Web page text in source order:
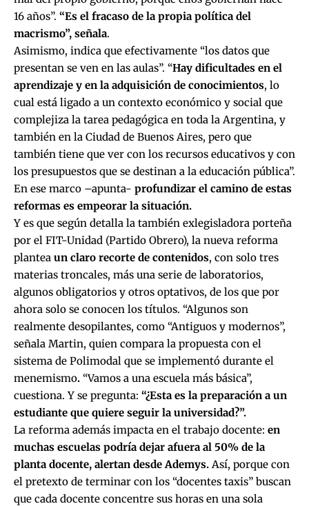
16 años”. “Es el fracaso de la propia política del
macrismo”, señala.
Asimismo, indica que efectivamente “los datos que
presentan se ven en las aulas”. “Hay dificultades en el
aprendizaje y en la adquisición de conocimientos, lo
cual está ligado a un contexto económico y social que
complejiza la tarea pedagógica en toda la Argentina, y
también en la Ciudad de Buenos Aires, pero que
también tiene que ver con los recursos educativos y con
los presupuestos que se destinan a la educación pública”.
En ese marco –apunta- profundizar el camino de estas
reformas es empeorar la situación.
Y es que según detalla la también exlegisladora porteña
por el FIT-Unidad (Partido Obrero), la nueva reforma
plantea un claro recorte de contenidos, con solo tres
materias troncales, más una serie de laboratorios,
algunos obligatorios y otros optativos, de los que por
ahora solo se conocen los títulos. “Algunos son
realmente desopilantes, como “Antiguos y modernos”,
señala Martin, quien compara la propuesta con el
sistema de Polimodal que se implementó durante el
menemismo. “Vamos a una escuela más básica”,
cuestiona. Y se pregunta: “¿Esta es la preparación a un
estudiante que quiere seguir la universidad?”.
La reforma además impacta en el trabajo docente: en
muchas escuelas podría dejar afuera al 50% de la
planta docente, alertan desde Ademys. Así, porque con
el pretexto de terminar con los “docentes taxis” buscan
que cada docente concentre sus horas en una sola